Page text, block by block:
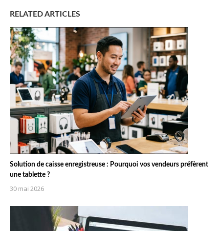
RELATED ARTICLES
Solution de caisse enregistreuse : Pourquoi vos vendeurs préfèrent
une tablette ?
30 mai 2026